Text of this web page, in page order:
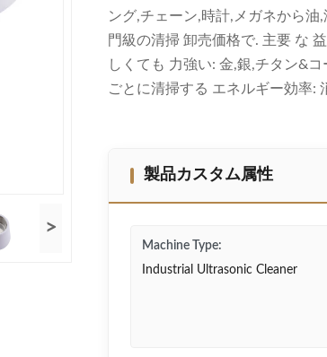
>
ング,チェーン,時計,メガネから
門級の清掃 卸売価格で. 主要 な
しくても 力強い: 金,銀,チタン&
ごとに清掃する エネルギー効率:
製品カスタム属性
Machine Type:
Industrial Ultrasonic Cleaner